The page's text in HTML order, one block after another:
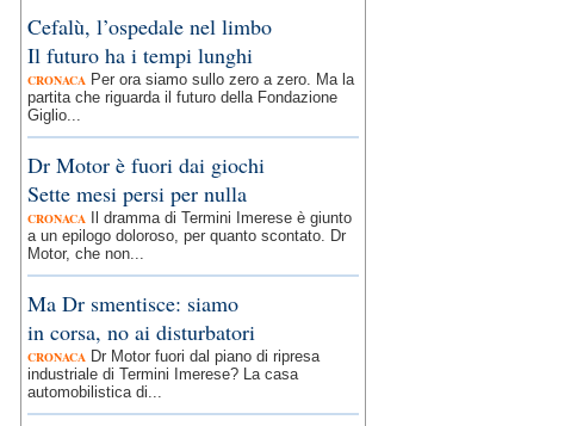
Cefalù, l’ospedale nel limbo
Il futuro ha i tempi lunghi
CRONACA Per ora siamo sullo zero a zero. Ma la
partita che riguarda il futuro della Fondazione
Giglio...
Dr Motor è fuori dai giochi
Sette mesi persi per nulla
CRONACA
Il dramma di Termini Imerese è giunto
a un epilogo doloroso, per quanto scontato. Dr
Motor, che non...
Ma Dr smentisce: siamo
in corsa, no ai disturbatori
CRONACA Dr Motor fuori dal piano di ripresa
industriale di Termini Imerese? La casa
automobilistica di...